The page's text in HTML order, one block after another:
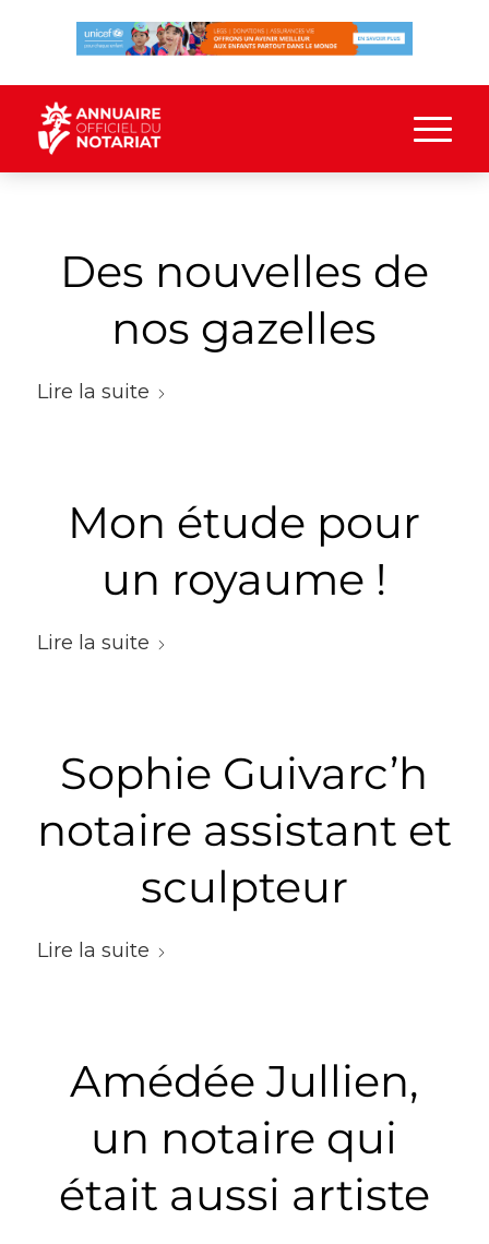
Des nouvelles de
nos gazelles
Lire la suite
Mon étude pour
un royaume !
Lire la suite
Sophie Guivarc’h
notaire assistant et
sculpteur
Lire la suite
Amédée Jullien,
un notaire qui
était aussi artiste